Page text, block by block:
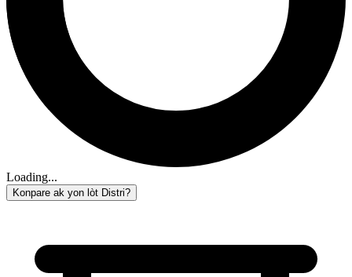
Loading...
Konpare ak yon lòt Distri?